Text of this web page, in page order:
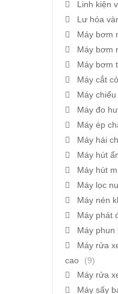
Linh kiện
Lư hóa
Máy bơm
Máy bơm
Máy bơm
Máy cắt cỏ
Máy chiếu
Máy đo
Máy ép
Máy hái
Máy hút
Máy hút
Máy lọc
Máy nén
Máy phát
Máy phun
Máy rửa
cao
(9)
Máy rửa
Máy sấy